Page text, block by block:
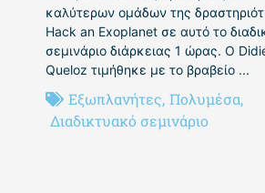
καλύτερων ομάδων της
Hack an Exoplanet σε αυτό το
σεμινάριο διάρκειας 1 ώρας. Ο
Queloz τιμήθηκε με το βραβείο ...
Εξωπλανήτες, Πολυμέσα,
Διαδικτυακό σεμινάριο